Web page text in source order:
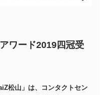
ワード2019四冠受
松山」は、コンタクトセン